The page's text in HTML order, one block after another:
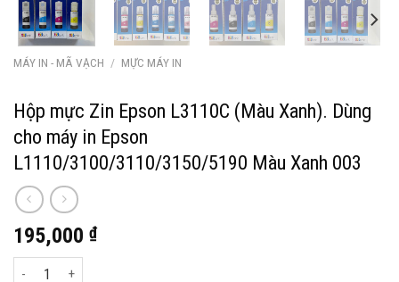
MÁY IN - MÃ VẠCH / MỰC MÁY IN
Hộp mực Zin Epson L3110C (Màu Xanh). Dùng
cho máy in Epson
L1110/3100/3110/3150/5190 Màu Xanh 003
195,000 ₫
Hộp mực Zin Epson L3110C (Màu Xanh). Dùng cho máy in Epson